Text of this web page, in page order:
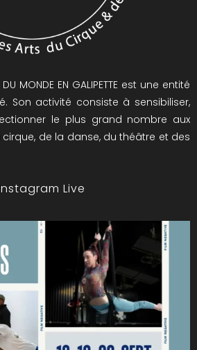
MONDE EN GALIPETTE est une entité
Son activité consiste à sensibiliser,
le plus grand nombre aux
de la danse, du théâtre et des
Live